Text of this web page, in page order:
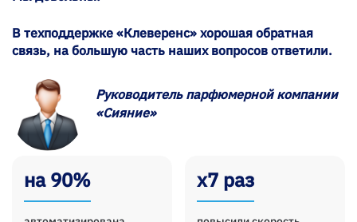
В техподдержке «Клеверенс» хорошая обратная
связь, на большую часть наших вопросов ответили.
Руководитель парфюмерной компании
«Сияние»
на 90% х7 раз